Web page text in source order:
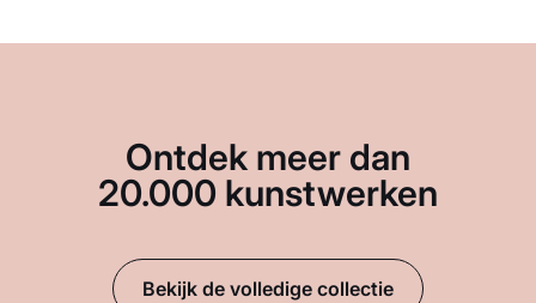
Ontdek meer dan
20.000 kunstwerken
Bekijk de volledige collectie